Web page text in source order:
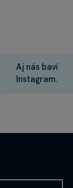
Aj nás baví
Instagram.